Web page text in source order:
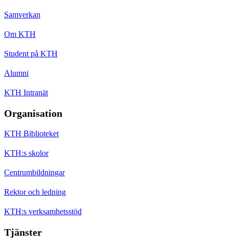
Samverkan
Om KTH
Student på KTH
Alumni
KTH Intranät
Organisation
KTH Biblioteket
KTH:s skolor
Centrumbildningar
Rektor och ledning
KTH:s verksamhetsstöd
Tjänster